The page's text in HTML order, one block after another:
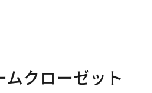
クローゼット